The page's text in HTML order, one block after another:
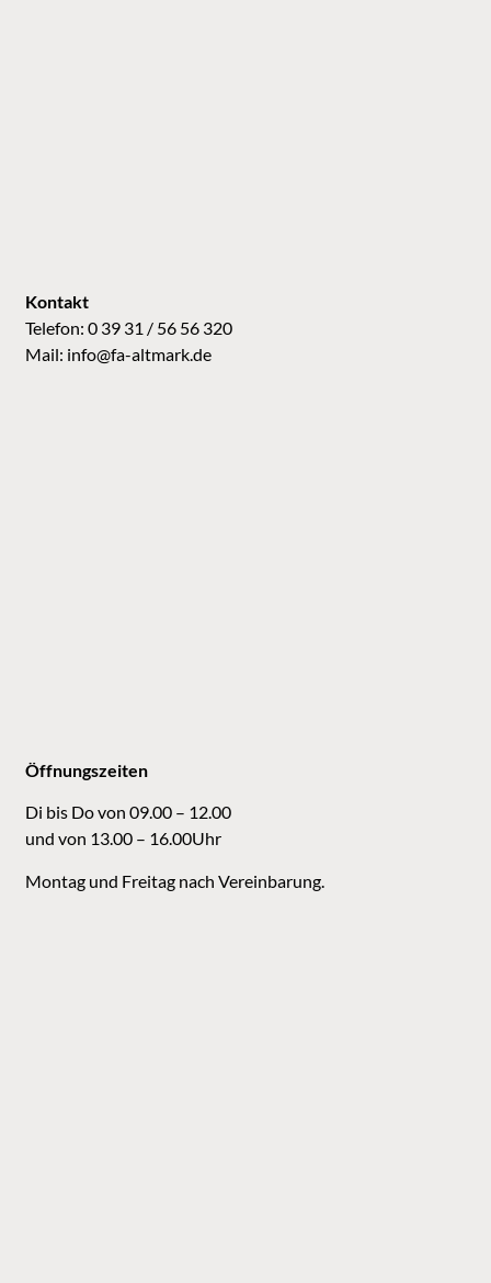
Öffnungszeiten
Di bis Do von 09.00 – 12.00
und von 13.00 – 16.00Uhr
Montag und Freitag nach Vereinbarung.
Kontakt
Telefon: 0 39 31 / 56 56 320
Mail: info@fa-altmark.de